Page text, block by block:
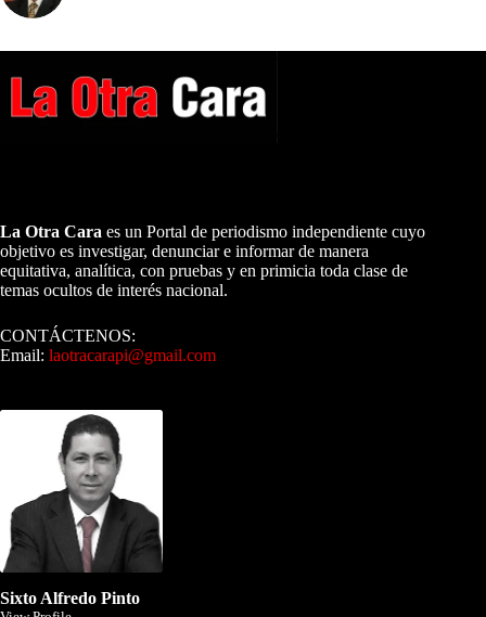
La Otra Cara es un Portal de periodismo independiente cuyo
objetivo es investigar, denunciar e informar de manera
equitativa, analítica, con pruebas y en primicia toda clase de
temas ocultos de interés nacional.
CONTÁCTENOS:
Email: laotracarapi@gmail.com
Sixto Alfredo Pinto